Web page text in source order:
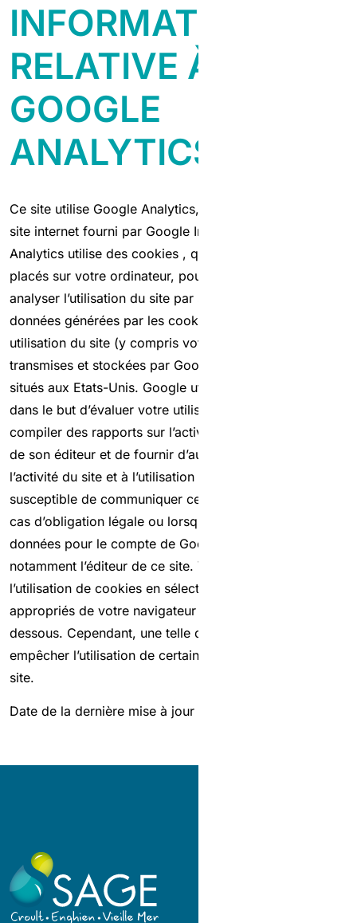
INFORMATION
RELATIVE À
GOOGLE
ANALYTICS
Ce site utilise Google Analytics, un service d’analyse de
site internet fourni par Google Inc. (« Google »). Google
Analytics utilise des cookies , qui sont des fichiers texte
placés sur votre ordinateur, pour aider le site internet à
analyser l’utilisation du site par ses utilisateurs. Les
données générées par les cookies concernant votre
utilisation du site (y compris votre adresse IP) seront
transmises et stockées par Google sur des serveurs
situés aux Etats-Unis. Google utilisera cette information
dans le but d’évaluer votre utilisation du site, de
compiler des rapports sur l’activité du site à destination
de son éditeur et de fournir d’autres services relatifs à
l’activité du site et à l’utilisation d’Internet. Google est
susceptible de communiquer ces données à des tiers en
cas d’obligation légale ou lorsque ces tiers traitent ces
données pour le compte de Google, y compris
notamment l’éditeur de ce site. Vous pouvez désactiver
l’utilisation de cookies en sélectionnant les paramètres
appropriés de votre navigateur ou en utilisant le lien ci-
dessous. Cependant, une telle désactivation pourrait
empêcher l’utilisation de certaines fonctionnalités de ce
site.
Date de la dernière mise à jour : 11/06/2025